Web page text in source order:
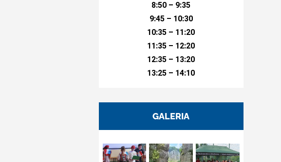
8:50 – 9:35
9:45 – 10:30
10:35 – 11:20
11:35 – 12:20
12:35 – 13:20
13:25 – 14:10
GALERIA